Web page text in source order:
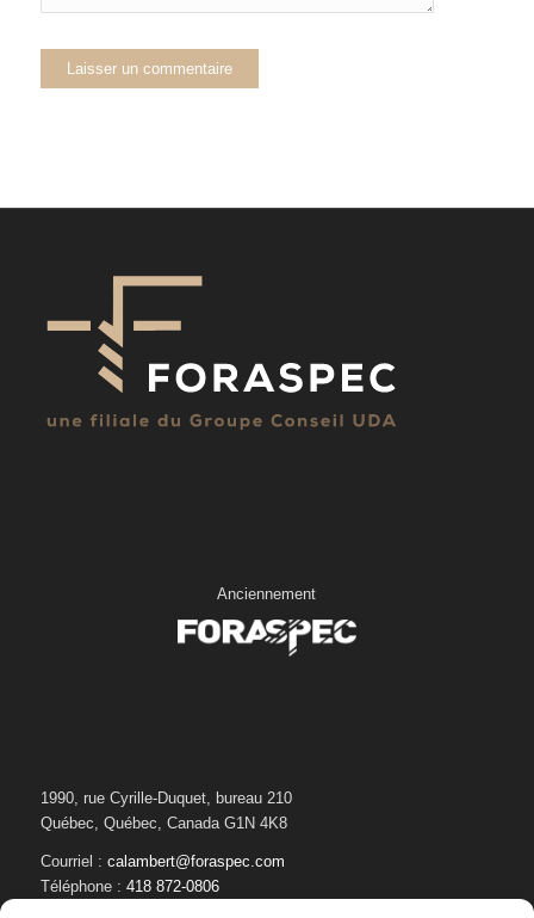
Anciennement
1990, rue Cyrille-Duquet, bureau 210
Québec, Québec, Canada G1N 4K8
Courriel : calambert@foraspec.com
Téléphone : 418 872-0806